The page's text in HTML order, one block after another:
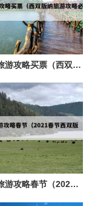
西双版纳旅游攻略买票（西双版纳旅游攻略必线路）
西双版纳旅游攻略春节（2021春节西双版纳旅游）